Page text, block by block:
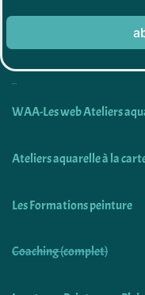
WAA-Les web Ateliers
Ateliers aquarelle à la
Les Formations peinture
Coaching (complet)